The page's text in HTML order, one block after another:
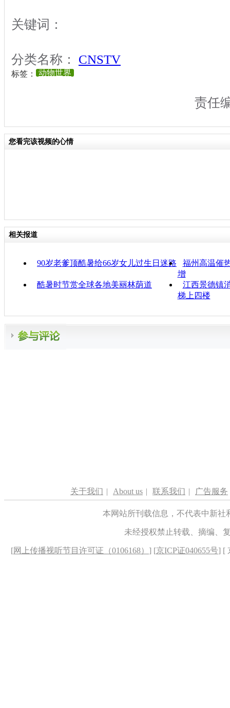
关键词：
分类名称： CNSTV
标签： 动物世界
责任
您看完该视频的心情
相关报道
90岁老爹顶酷暑给66岁女儿过生日迷路
福州高温催
增
酷暑时节赏全球各地美丽林荫道
江西景德镇
梯上四楼
关于我们 | About us | 联系我们 | 广告服务
本网站所刊载信息，不代表中新
未经授权禁止转载、摘编、
[网上传播视听节目许可证（0106168） ] [京ICP证040655号] [